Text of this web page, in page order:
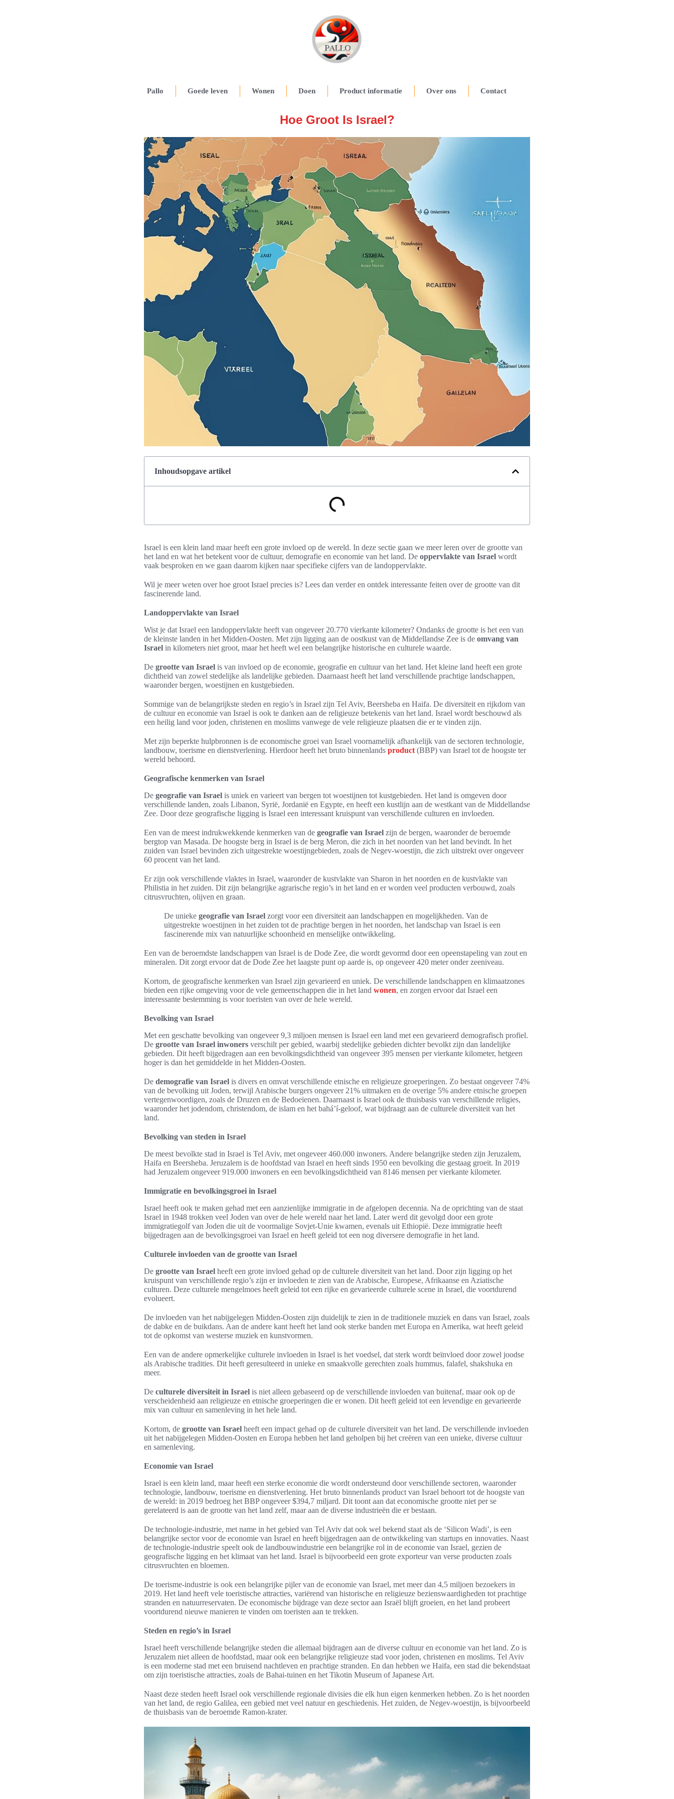
Pallo Goede leven Wonen Doen Product informatie Over ons Contact
Hoe Groot Is Israel?
Inhoudsopgave artikel
Israel is een klein land maar heeft een grote invloed op de wereld. In deze sectie gaan we meer leren over de grootte van
het land en wat het betekent voor de cultuur, demografie en economie van het land. De oppervlakte van Israel wordt
vaak besproken en we gaan daarom kijken naar specifieke cijfers van de landoppervlakte.
Wil je meer weten over hoe groot Israel precies is? Lees dan verder en ontdek interessante feiten over de grootte van dit
fascinerende land.
Landoppervlakte van Israel
Wist je dat Israel een landoppervlakte heeft van ongeveer 20.770 vierkante kilometer? Ondanks de grootte is het een van
de kleinste landen in het Midden-Oosten. Met zijn ligging aan de oostkust van de Middellandse Zee is de omvang van
Israel in kilometers niet groot, maar het heeft wel een belangrijke historische en culturele waarde.
De grootte van Israel is van invloed op de economie, geografie en cultuur van het land. Het kleine land heeft een grote
dichtheid van zowel stedelijke als landelijke gebieden. Daarnaast heeft het land verschillende prachtige landschappen,
waaronder bergen, woestijnen en kustgebieden.
Sommige van de belangrijkste steden en regio’s in Israel zijn Tel Aviv, Beersheba en Haifa. De diversiteit en rijkdom van
de cultuur en economie van Israel is ook te danken aan de religieuze betekenis van het land. Israel wordt beschouwd als
een heilig land voor joden, christenen en moslims vanwege de vele religieuze plaatsen die er te vinden zijn.
Met zijn beperkte hulpbronnen is de economische groei van Israel voornamelijk afhankelijk van de sectoren technologie,
landbouw, toerisme en dienstverlening. Hierdoor heeft het bruto binnenlands product (BBP) van Israel tot de hoogste ter
wereld behoord.
Geografische kenmerken van Israel
De geografie van Israel is uniek en varieert van bergen tot woestijnen tot kustgebieden. Het land is omgeven door
verschillende landen, zoals Libanon, Syrië, Jordanië en Egypte, en heeft een kustlijn aan de westkant van de Middellandse
Zee. Door deze geografische ligging is Israel een interessant kruispunt van verschillende culturen en invloeden.
Een van de meest indrukwekkende kenmerken van de geografie van Israel zijn de bergen, waaronder de beroemde
bergtop van Masada. De hoogste berg in Israel is de berg Meron, die zich in het noorden van het land bevindt. In het
zuiden van Israel bevinden zich uitgestrekte woestijngebieden, zoals de Negev-woestijn, die zich uitstrekt over ongeveer
60 procent van het land.
Er zijn ook verschillende vlaktes in Israel, waaronder de kustvlakte van Sharon in het noorden en de kustvlakte van
Philistia in het zuiden. Dit zijn belangrijke agrarische regio’s in het land en er worden veel producten verbouwd, zoals
citrusvruchten, olijven en graan.
De unieke geografie van Israel zorgt voor een diversiteit aan landschappen en mogelijkheden. Van de
uitgestrekte woestijnen in het zuiden tot de prachtige bergen in het noorden, het landschap van Israel is een
fascinerende mix van natuurlijke schoonheid en menselijke ontwikkeling.
Een van de beroemdste landschappen van Israel is de Dode Zee, die wordt gevormd door een opeenstapeling van zout en
mineralen. Dit zorgt ervoor dat de Dode Zee het laagste punt op aarde is, op ongeveer 420 meter onder zeeniveau.
Kortom, de geografische kenmerken van Israel zijn gevarieerd en uniek. De verschillende landschappen en klimaatzones
bieden een rijke omgeving voor de vele gemeenschappen die in het land wonen, en zorgen ervoor dat Israel een
interessante bestemming is voor toeristen van over de hele wereld.
Bevolking van Israel
Met een geschatte bevolking van ongeveer 9,3 miljoen mensen is Israel een land met een gevarieerd demografisch profiel.
De grootte van Israel inwoners verschilt per gebied, waarbij stedelijke gebieden dichter bevolkt zijn dan landelijke
gebieden. Dit heeft bijgedragen aan een bevolkingsdichtheid van ongeveer 395 mensen per vierkante kilometer, hetgeen
hoger is dan het gemiddelde in het Midden-Oosten.
De demografie van Israel is divers en omvat verschillende etnische en religieuze groeperingen. Zo bestaat ongeveer 74%
van de bevolking uit Joden, terwijl Arabische burgers ongeveer 21% uitmaken en de overige 5% andere etnische groepen
vertegenwoordigen, zoals de Druzen en de Bedoeïenen. Daarnaast is Israel ook de thuisbasis van verschillende religies,
waaronder het jodendom, christendom, de islam en het bahá’í-geloof, wat bijdraagt aan de culturele diversiteit van het
land.
Bevolking van steden in Israel
De meest bevolkte stad in Israel is Tel Aviv, met ongeveer 460.000 inwoners. Andere belangrijke steden zijn Jeruzalem,
Haifa en Beersheba. Jeruzalem is de hoofdstad van Israel en heeft sinds 1950 een bevolking die gestaag groeit. In 2019
had Jeruzalem ongeveer 919.000 inwoners en een bevolkingsdichtheid van 8146 mensen per vierkante kilometer.
Immigratie en bevolkingsgroei in Israel
Israel heeft ook te maken gehad met een aanzienlijke immigratie in de afgelopen decennia. Na de oprichting van de staat
Israel in 1948 trokken veel Joden van over de hele wereld naar het land. Later werd dit gevolgd door een grote
immigratiegolf van Joden die uit de voormalige Sovjet-Unie kwamen, evenals uit Ethiopië. Deze immigratie heeft
bijgedragen aan de bevolkingsgroei van Israel en heeft geleid tot een nog diversere demografie in het land.
Culturele invloeden van de grootte van Israel
De grootte van Israel heeft een grote invloed gehad op de culturele diversiteit van het land. Door zijn ligging op het
kruispunt van verschillende regio’s zijn er invloeden te zien van de Arabische, Europese, Afrikaanse en Aziatische
culturen. Deze culturele mengelmoes heeft geleid tot een rijke en gevarieerde culturele scene in Israel, die voortdurend
evolueert.
De invloeden van het nabijgelegen Midden-Oosten zijn duidelijk te zien in de traditionele muziek en dans van Israel, zoals
de dabke en de buikdans. Aan de andere kant heeft het land ook sterke banden met Europa en Amerika, wat heeft geleid
tot de opkomst van westerse muziek en kunstvormen.
Een van de andere opmerkelijke culturele invloeden in Israel is het voedsel, dat sterk wordt beïnvloed door zowel joodse
als Arabische tradities. Dit heeft geresulteerd in unieke en smaakvolle gerechten zoals hummus, falafel, shakshuka en
meer.
De culturele diversiteit in Israel is niet alleen gebaseerd op de verschillende invloeden van buitenaf, maar ook op de
verscheidenheid aan religieuze en etnische groeperingen die er wonen. Dit heeft geleid tot een levendige en gevarieerde
mix van cultuur en samenleving in het hele land.
Kortom, de grootte van Israel heeft een impact gehad op de culturele diversiteit van het land. De verschillende invloeden
uit het nabijgelegen Midden-Oosten en Europa hebben het land geholpen bij het creëren van een unieke, diverse cultuur
en samenleving.
Economie van Israel
Israel is een klein land, maar heeft een sterke economie die wordt ondersteund door verschillende sectoren, waaronder
technologie, landbouw, toerisme en dienstverlening. Het bruto binnenlands product van Israel behoort tot de hoogste van
de wereld: in 2019 bedroeg het BBP ongeveer $394,7 miljard. Dit toont aan dat economische grootte niet per se
gerelateerd is aan de grootte van het land zelf, maar aan de diverse industrieën die er bestaan.
De technologie-industrie, met name in het gebied van Tel Aviv dat ook wel bekend staat als de ‘Silicon Wadi’, is een
belangrijke sector voor de economie van Israel en heeft bijgedragen aan de ontwikkeling van startups en innovaties. Naast
de technologie-industrie speelt ook de landbouwindustrie een belangrijke rol in de economie van Israel, gezien de
geografische ligging en het klimaat van het land. Israel is bijvoorbeeld een grote exporteur van verse producten zoals
citrusvruchten en bloemen.
De toerisme-industrie is ook een belangrijke pijler van de economie van Israel, met meer dan 4,5 miljoen bezoekers in
2019. Het land heeft vele toeristische attracties, variërend van historische en religieuze bezienswaardigheden tot prachtige
stranden en natuurreservaten. De economische bijdrage van deze sector aan Israël blijft groeien, en het land probeert
voortdurend nieuwe manieren te vinden om toeristen aan te trekken.
Steden en regio’s in Israel
Israel heeft verschillende belangrijke steden die allemaal bijdragen aan de diverse cultuur en economie van het land. Zo is
Jeruzalem niet alleen de hoofdstad, maar ook een belangrijke religieuze stad voor joden, christenen en moslims. Tel Aviv
is een moderne stad met een bruisend nachtleven en prachtige stranden. En dan hebben we Haifa, een stad die bekendstaat
om zijn toeristische attracties, zoals de Bahai-tuinen en het Tikotin Museum of Japanese Art.
Naast deze steden heeft Israel ook verschillende regionale divisies die elk hun eigen kenmerken hebben. Zo is het noorden
van het land, de regio Galilea, een gebied met veel natuur en geschiedenis. Het zuiden, de Negev-woestijn, is bijvoorbeeld
de thuisbasis van de beroemde Ramon-krater.